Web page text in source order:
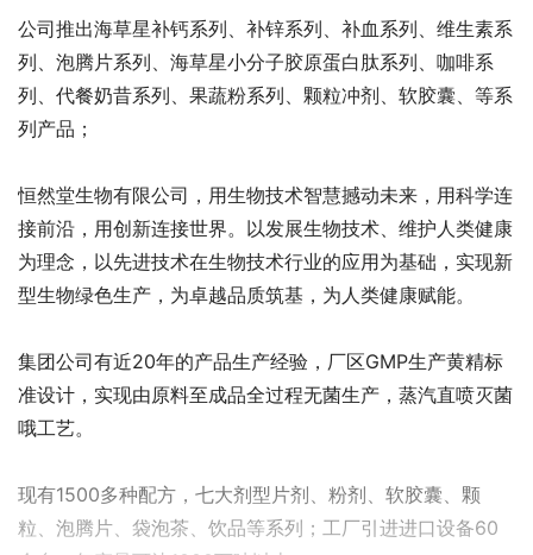
公司推出海草星补钙系列、补锌系列、补血系列、维生素系
列、泡腾片系列、海草星小分子胶原蛋白肽系列、咖啡系
列、代餐奶昔系列、果蔬粉系列、颗粒冲剂、软胶囊、等系
列产品；
恒然堂生物有限公司，用生物技术智慧撼动未来，用科学连
接前沿，用创新连接世界。以发展生物技术、维护人类健康
为理念，以先进技术在生物技术行业的应用为基础，实现新
型生物绿色生产，为卓越品质筑基，为人类健康赋能。
集团公司有近20年的产品生产经验，厂区GMP生产黄精标
准设计，实现由原料至成品全过程无菌生产，蒸汽直喷灭菌
哦工艺。
现有1500多种配方，七大剂型片剂、粉剂、软胶囊、颗
粒、泡腾片、袋泡茶、饮品等系列；工厂引进进口设备60